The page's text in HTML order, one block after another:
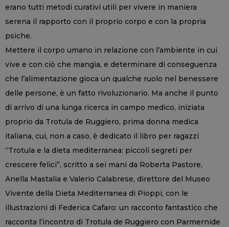
erano tutti metodi curativi utili per vivere in maniera
serena il rapporto con il proprio corpo e con la propria
psiche.
Mettere il corpo umano in relazione con l’ambiente in cui
vive e con ciò che mangia, e determinare di conseguenza
che l’alimentazione gioca un qualche ruolo nel benessere
delle persone, è un fatto rivoluzionario. Ma anche il punto
di arrivo di una lunga ricerca in campo medico, iniziata
proprio da Trotula de Ruggiero, prima donna medica
italiana, cui, non a caso, è dedicato il libro per ragazzi
“Trotula e la dieta mediterranea: piccoli segreti per
crescere felici”, scritto a sei mani da Roberta Pastore,
Anella Mastalia e Valerio Calabrese, direttore del Museo
Vivente della Dieta Mediterranea di Pioppi, con le
illustrazioni di Federica Cafaro: un racconto fantastico che
racconta l’incontro di Trotula de Ruggiero con Parmernide